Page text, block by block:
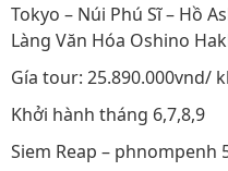
Tokyo – Núi Phú Sĩ – Hồ
Làng Văn Hóa Oshino
Gía tour: 25.890.000vnd/
Khởi hành tháng 6,7,8,9
Siem Reap – phnompenh